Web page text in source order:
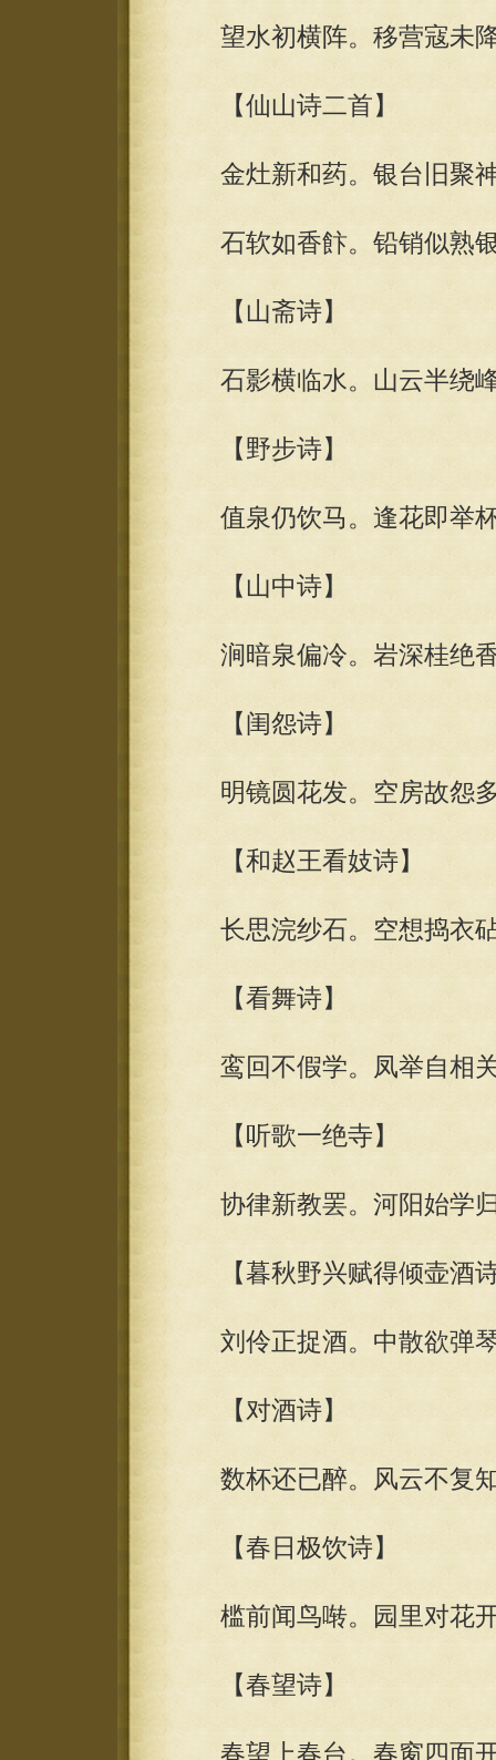
望水初横阵。移营寇未降
【仙山诗二首】
金灶新和药。银台旧聚神
石软如香飰。铅销似熟银
【山斋诗】
石影横临水。山云半绕峰
【野步诗】
值泉仍饮马。逢花即举杯
【山中诗】
涧暗泉偏冷。岩深桂绝香
【闺怨诗】
明镜圆花发。空房故怨多
【和赵王看妓诗】
长思浣纱石。空想捣衣砧
【看舞诗】
鸾回不假学。凤举自相关
【听歌一绝寺】
协律新教罢。河阳始学归
【暮秋野兴赋得倾壶酒
刘伶正捉酒。中散欲弹琴
【对酒诗】
数杯还已醉。风云不复知
【春日极饮诗】
槛前闻鸟啭。园里对花开
【春望诗】
春望上春台。春窗四面开